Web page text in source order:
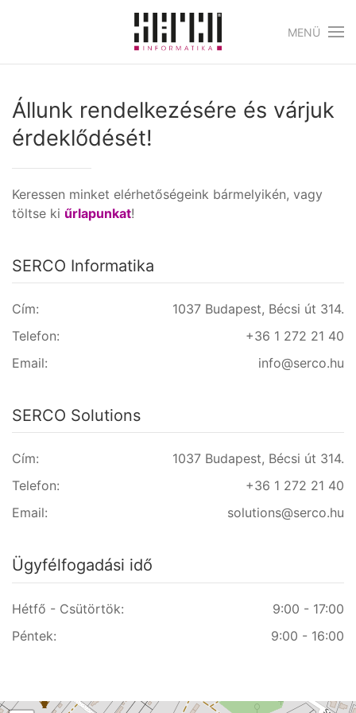
Skip to main content
MENÜ
Állunk rendelkezésére és várjuk
érdeklődését!
Keressen minket elérhetőségeink bármelyikén, vagy
töltse ki űrlapunkat!
SERCO Informatika
Cím:
1037 Budapest, Bécsi út 314.
Telefon:
+36 1 272 21 40
Email:
info@serco.hu
SERCO Solutions
Cím:
1037 Budapest, Bécsi út 314.
Telefon:
+36 1 272 21 40
Email:
solutions@serco.hu
Ügyfélfogadási idő
Hétfő - Csütörtök:
9:00 - 17:00
Péntek:
9:00 - 16:00